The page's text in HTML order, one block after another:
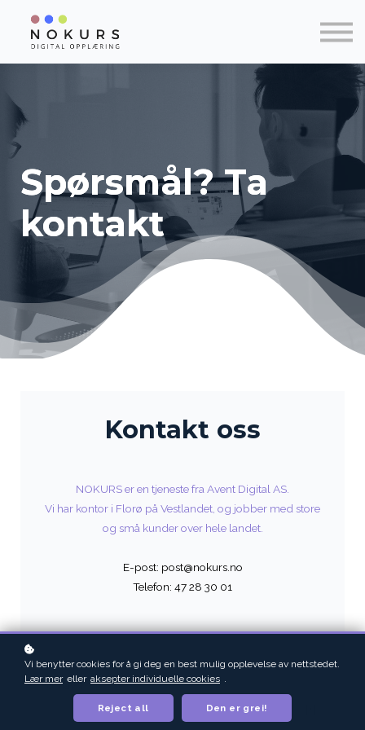
Logg inn
Registrér ny bruker
Spørsmål? Ta
kontakt
Kontakt oss
NOKURS er en tjeneste fra Avent Digital AS.
Vi har kontor i Florø på Vestlandet, og jobber med store
og små kunder over hele landet.
E-post: post@nokurs.no
Telefon: 47 28 30 01
Fornavn
Vi benytter cookies for å gi deg en best mulig opplevelse av nettstedet.
Lær mer eller aksepter individuelle cookies .
Reject all Den er grei!